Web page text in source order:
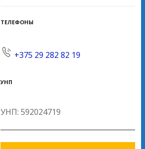
ТЕЛЕФОНЫ
+375 29 282 82 19
УНП
УНП: 592024719